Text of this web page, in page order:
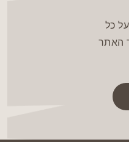
תהנה מהנחה מיידית של 10% על כל
האתר